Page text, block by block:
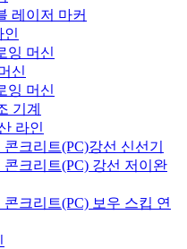
레이저 마커
인
잉 머신
신
잉 머신
기계
라인
크리트(PC)강선 신선기
크리트(PC) 강선 저이완
크리트(PC) 보우 스킵 연